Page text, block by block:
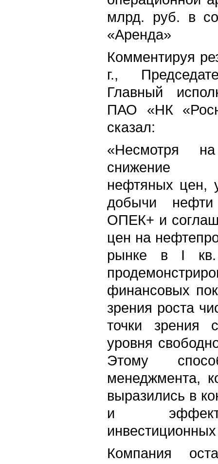
млрд. руб. в
«Аренда»
Комментируя
г.,
Главный
ПАО «НК
сказал:
«Несмотря
снижение
нефтяных цен,
добычи
ОПЕК+ и
цен на
рынке в I кв.
финансовых
зрения роста
точки зрения
уровня
Этому
менеджмента,
выразились в
и
Компания